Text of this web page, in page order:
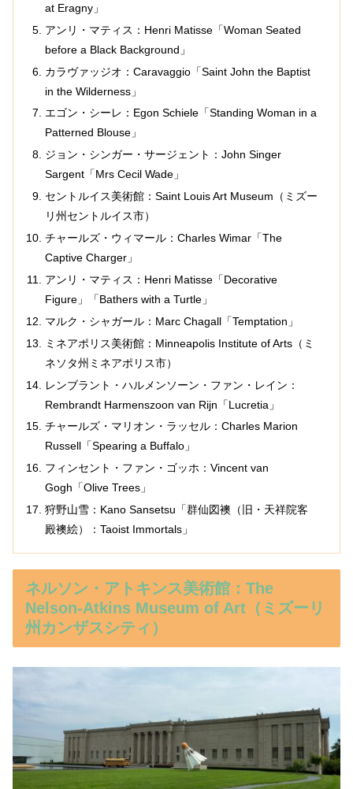
at Eragny」
アンリ・マティス：Henri Matisse「Woman Seated
before a Black Background」
カラヴァッジオ：Caravaggio「Saint John the Baptist
in the Wilderness」
エゴン・シーレ：Egon Schiele「Standing Woman in a
Patterned Blouse」
ジョン・シンガー・サージェント：John Singer
Sargent「Mrs Cecil Wade」
セントルイス美術館：Saint Louis Art Museum（ミズー
リ州セントルイス市）
チャールズ・ウィマール：Charles Wimar「The
Captive Charger」
アンリ・マティス：Henri Matisse「Decorative
Figure」「Bathers with a Turtle」
マルク・シャガール：Marc Chagall「Temptation」
ミネアポリス美術館：Minneapolis Institute of Arts（ミ
ネソタ州ミネアポリス市）
レンブラント・ハルメンソーン・ファン・レイン：
Rembrandt Harmenszoon van Rijn「Lucretia」
チャールズ・マリオン・ラッセル：Charles Marion
Russell「Spearing a Buffalo」
フィンセント・ファン・ゴッホ：Vincent van
Gogh「Olive Trees」
狩野山雪：Kano Sansetsu「群仙図襖（旧・天祥院客
殿襖絵）：Taoist Immortals」
ネルソン・アトキンス美術館：The
Nelson-Atkins Museum of Art（ミズーリ
州カンザスシティ）